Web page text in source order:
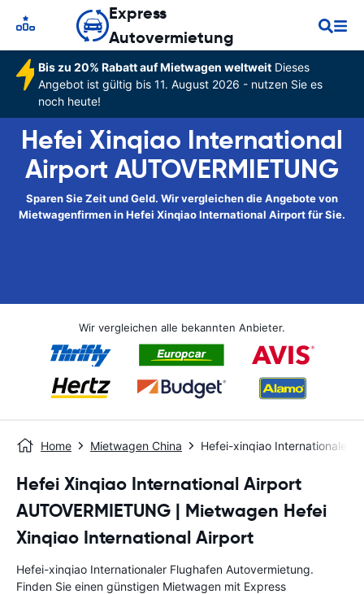
Express
Autovermietung
Bis zu 20% Rabatt auf Mietwagen weltweitDieses
Angebot ist gültig bis 11. August 2026 - nutzen Sie es
noch heute!
Hefei Xinqiao International
Airport AUTOVERMIETUNG
Sparen Sie Zeit und Geld. Wir vergleichen die Angebote von
Mietwagenfirmen in Hefei Xinqiao International Airport für Sie.
Wir vergleichen alle bekannten Anbieter.
Home Mietwagen China Hefei-xinqiao Internationaler
Hefei Xinqiao International Airport
AUTOVERMIETUNG | Mietwagen Hefei
Xinqiao International Airport
Hefei-xinqiao Internationaler Flughafen Autovermietung.
Finden Sie einen günstigen Mietwagen mit Express